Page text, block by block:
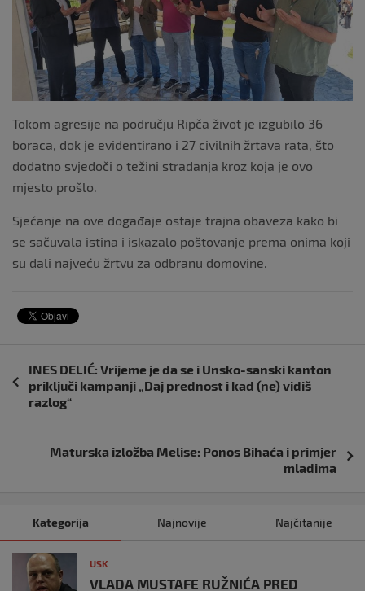
Tokom agresije na području Ripča život je izgubilo 36
boraca, dok je evidentirano i 27 civilnih žrtava rata, što
dodatno svjedoči o težini stradanja kroz koja je ovo
mjesto prošlo.
Sjećanje na ove događaje ostaje trajna obaveza kako bi
se sačuvala istina i iskazalo poštovanje prema onima koji
su dali najveću žrtvu za odbranu domovine.
Navigacija
objava
INES DELIĆ: Vrijeme je da se i Unsko-sanski kanton
priključi kampanji „Daj prednost i kad (ne) vidiš
razlog“
Maturska izložba Melise: Ponos Bihaća i primjer
mladima
Kategorija Najnovije Najčitanije
USK
VLADA MUSTAFE RUŽNIĆA PRED